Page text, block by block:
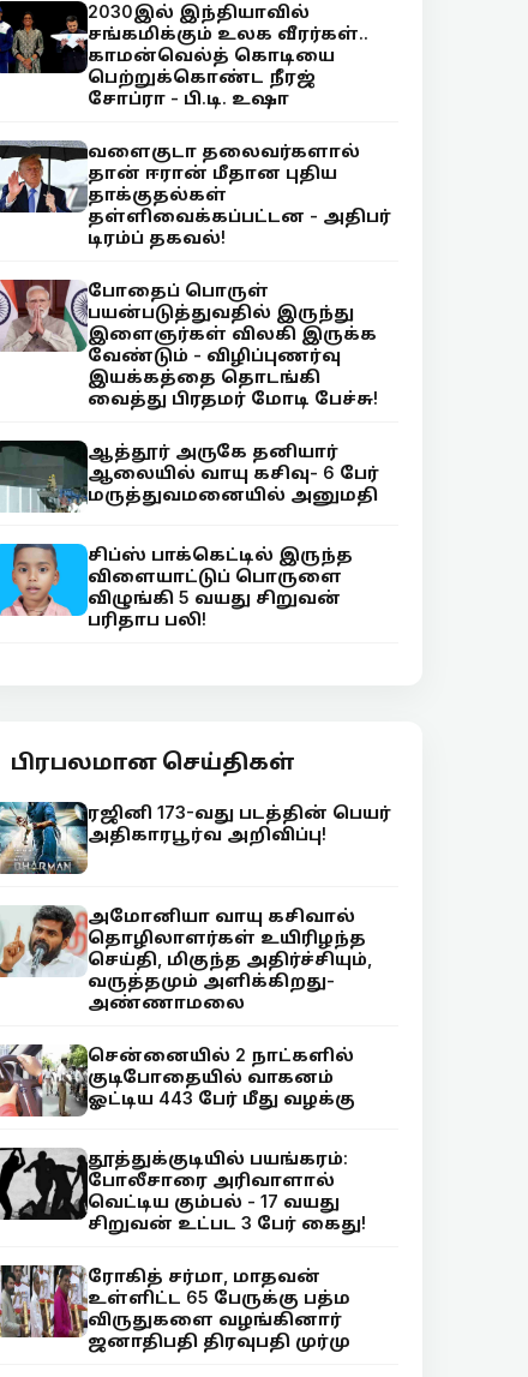
2030இல் இந்தியாவில்
சங்கமிக்கும் உலக வீரர்கள்..
காமன்வெல்த் கொடியை
பெற்றுக்கொண்ட நீரஜ்
சோப்ரா - பி.டி. உஷா
வளைகுடா தலைவர்களால்
தான் ஈரான் மீதான புதிய
தாக்குதல்கள்
தள்ளிவைக்கப்பட்டன - அதிபர்
டிரம்ப் தகவல்!
போதைப் பொருள்
பயன்படுத்துவதில் இருந்து
இளைஞர்கள் விலகி இருக்க
வேண்டும் - விழிப்புணர்வு
இயக்கத்தை தொடங்கி
வைத்து பிரதமர் மோடி பேச்சு!
ஆத்தூர் அருகே தனியார்
ஆலையில் வாயு கசிவு- 6 பேர்
மருத்துவமனையில் அனுமதி
சிப்ஸ் பாக்கெட்டில் இருந்த
விளையாட்டுப் பொருளை
விழுங்கி 5 வயது சிறுவன்
பரிதாப பலி!
பிரபலமான செய்திகள்
ரஜினி 173-வது படத்தின் பெயர்
அதிகாரபூர்வ அறிவிப்பு!
அமோனியா வாயு கசிவால்
தொழிலாளர்கள் உயிரிழந்த
செய்தி, மிகுந்த அதிர்ச்சியும்,
வருத்தமும் அளிக்கிறது-
அண்ணாமலை
சென்னையில் 2 நாட்களில்
குடிபோதையில் வாகனம்
ஓட்டிய 443 பேர் மீது வழக்கு
தூத்துக்குடியில் பயங்கரம்:
போலீசாரை அரிவாளால்
வெட்டிய கும்பல் - 17 வயது
சிறுவன் உட்பட 3 பேர் கைது!
ரோகித் சர்மா, மாதவன்
உள்ளிட்ட 65 பேருக்கு பத்ம
விருதுகளை வழங்கினார்
ஜனாதிபதி திரவுபதி முர்மு